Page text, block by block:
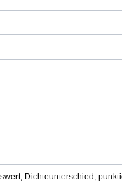
Dichteunterschied,